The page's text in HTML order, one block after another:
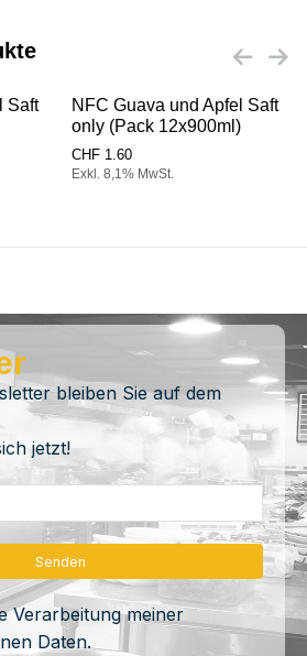
Saft
NFC Guava und Apfel Saft
only (Pack 12x900ml)
CHF 1.60
Exkl. 8,1% MwSt.
bleiben Sie auf dem
jetzt!
Verarbeitung meiner
Daten.